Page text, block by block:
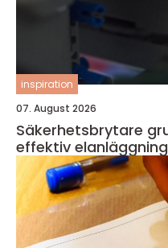
inspiration
07. August 2026
Säkerhetsbrytare grunden för trygg och
effektiv elanläggning